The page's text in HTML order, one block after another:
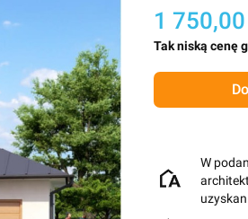
1 750,00
Tak niską cenę
W